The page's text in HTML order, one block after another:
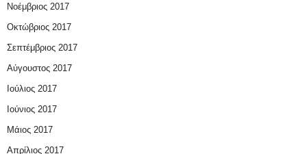
Νοέμβριος 2017
Οκτώβριος 2017
Σεπτέμβριος 2017
Αύγουστος 2017
Ιούλιος 2017
Ιούνιος 2017
Μάιος 2017
Απρίλιος 2017